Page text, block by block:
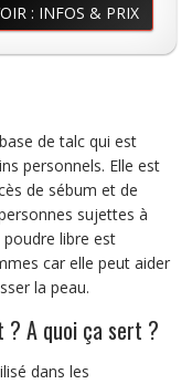
: INFOS & PRIX
de talc qui est
personnels. Elle est
de sébum et de
sujettes à
libre est
car elle peut aider
la peau.
? A quoi ça sert ?
dans les